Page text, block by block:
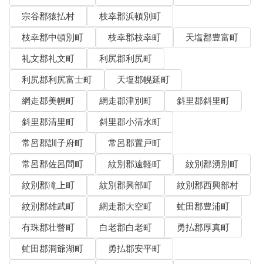
宗谷郡猿払村
枝幸郡浜頓別町
枝幸郡中頓別町
枝幸郡枝幸町
天塩郡豊富町
礼文郡礼文町
利尻郡利尻町
利尻郡利尻富士町
天塩郡幌延町
網走郡美幌町
網走郡津別町
斜里郡斜里町
斜里郡清里町
斜里郡小清水町
常呂郡訓子府町
常呂郡置戸町
常呂郡佐呂間町
紋別郡遠軽町
紋別郡湧別町
紋別郡滝上町
紋別郡興部町
紋別郡西興部村
紋別郡雄武町
網走郡大空町
虻田郡豊浦町
有珠郡壮瞥町
白老郡白老町
勇払郡厚真町
虻田郡洞爺湖町
勇払郡安平町